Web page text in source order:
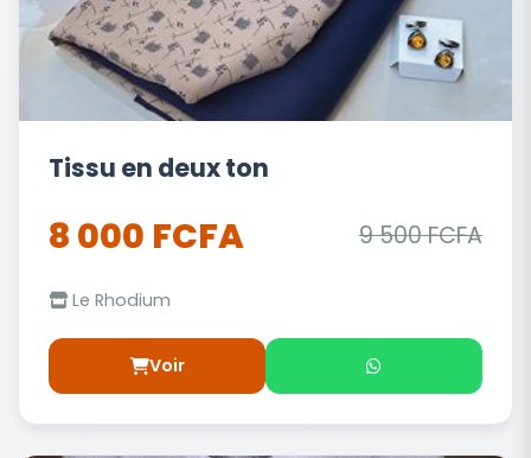
Tissu en deux ton
8 000 FCFA 9 500 FCFA
Le Rhodium
Voir